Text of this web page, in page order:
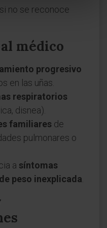
no se reconoce
médico
progresivo
en las uñas.
respiratorios
disnea).
familiares de
pulmonares o
a síntomas
peso inexplicada